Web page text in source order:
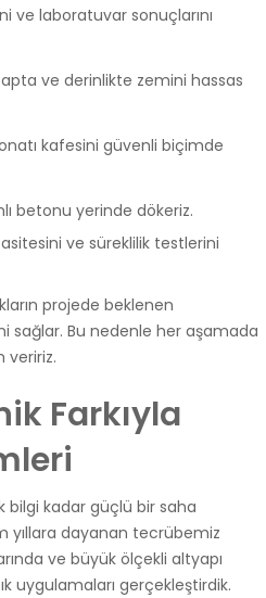
ve laboratuvar sonuçlarını
ve derinlikte zemini hassas
kafesini güvenli biçimde
betonu yerinde dökeriz.
ve süreklilik testlerini
projede beklenen
sağlar. Bu nedenle her aşamada
veririz.
Farkıyla
bilgi kadar güçlü bir saha
yıllara dayanan tecrübemiz
ve büyük ölçekli altyapı
uygulamaları gerçekleştirdik.